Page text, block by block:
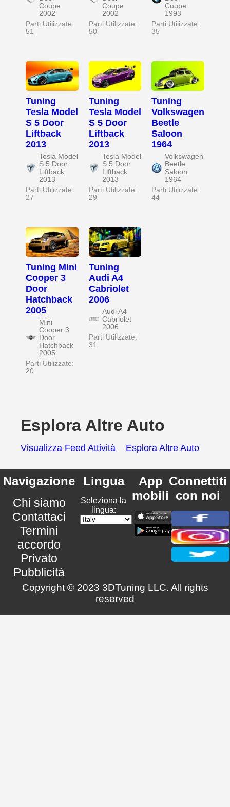
Coupe
2002
Parti Utilizzate:
51
Coupe
2002
Parti Utilizzate:
50
Coupe
1993
Parti Utilizzate:
35
Tuning
Tesla Model
S 5 Door
Liftback
2013
Tesla Model
S 5 Door
Liftback
2013
Parti Utilizzate:
27
Tuning
Tesla Model
S 5 Door
Liftback
2013
Tesla Model
S 5 Door
Liftback
2013
Parti Utilizzate:
29
Tuning
Volkswagen
Beetle
Saloon
1964
Volkswagen
Beetle
Saloon
1964
Parti Utilizzate:
44
Tuning Mini
Cooper 3
Door
Hatchback
2005
Mini
Cooper 3
Door
Hatchback
2005
Parti Utilizzate:
20
Tuning
Audi A4
Cabriolet
2006
Audi A4
Cabriolet
2006
Parti Utilizzate:
31
Esplora Altre Auto
Visualizza Feed Attività Esplora Altre Auto
Navigazione
Chi siamo
Contattaci
Termini
accordo
Privato
Pubblicità
Lingua
Seleziona la
lingua:
App
mobili
Connettiti
con noi
Copyright © 2023 3DTuning LLC. All rights
reserved